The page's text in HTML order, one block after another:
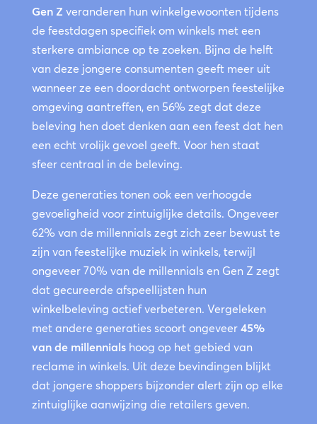
Gen Z veranderen hun winkelgewoonten tijdens
de feestdagen specifiek om winkels met een
sterkere ambiance op te zoeken. Bijna de helft
van deze jongere consumenten geeft meer uit
wanneer ze een doordacht ontworpen feestelijke
omgeving aantreffen, en 56% zegt dat deze
beleving hen doet denken aan een feest dat hen
een echt vrolijk gevoel geeft. Voor hen staat
sfeer centraal in de beleving.
Deze generaties tonen ook een verhoogde
gevoeligheid voor zintuiglijke details. Ongeveer
62% van de millennialszegt zich zeer bewust te
zijn van feestelijke muziek in winkels, terwijl
ongeveer 70% van de millennials en Gen Z zegt
dat gecureerde afspeellijsten hun
winkelbeleving actief verbeteren. Vergeleken
met andere generaties scoort ongeveer 45%
van de millennialshoog op het gebied van
reclame in winkels. Uit deze bevindingen blijkt
dat jongere shoppers bijzonder alert zijn op elke
zintuiglijke aanwijzing die retailers geven.